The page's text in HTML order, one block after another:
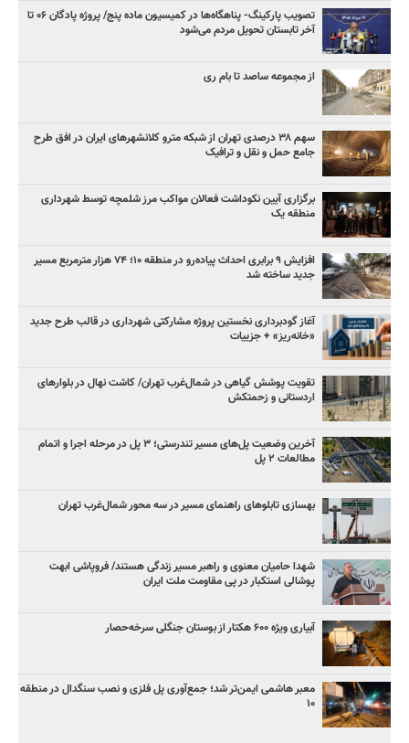
تصویب پارکینگ- پناهگاه‌ها در کمیسیون ماده پنج/ پروژه پادگان ۰۶ تا
آخر تابستان تحویل مردم می‌شود
از مجموعه ساصد تا بام ری
سهم ۳۸ درصدی تهران از شبکه مترو کلانشهرهای ایران در افق طرح
جامع حمل و نقل و ترافیک
برگزاری آیین نکوداشت فعالان مواکب مرز شلمچه توسط شهرداری
منطقه یک
افزایش ۹ برابری احداث پیاده‌رو در منطقه ۱۰؛ ۷۴ هزار مترمربع مسیر
جدید ساخته شد
آغاز گودبرداری نخستین پروژه مشارکتی شهرداری در قالب طرح جدید
«خانه‌ریز» + جزییات
تقویت پوشش گیاهی در شمال‌غرب تهران/ کاشت نهال در بلوارهای
اردستانی و زحمتکش
آخرین وضعیت پل‌های مسیر تندرستی؛ ۳ پل در مرحله اجرا و اتمام
مطالعات ۲ پل
بهسازی تابلوهای راهنمای مسیر در سه محور شمال‌غرب تهران
شهدا حامیان معنوی و راهبر مسیر زندگی هستند/ فروپاشی ابهت
پوشالی استکبار در پی مقاومت ملت ایران
آبیاری ویژه ۶۰۰ هکتار از بوستان جنگلی سرخه‌حصار
معبر هاشمی ایمن‌تر شد؛ جمع‌آوری پل فلزی و نصب سنگدال در منطقه
۱۰